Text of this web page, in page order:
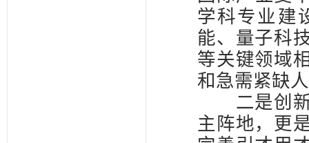
学科专业建
能、量子科
等关键领域
和急需紧缺
二是创新
主阵地，更